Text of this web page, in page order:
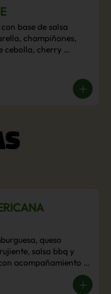
base de salsa
champiñones,
cebolla, cherry
queso
salsa bbq y
acompañamiento